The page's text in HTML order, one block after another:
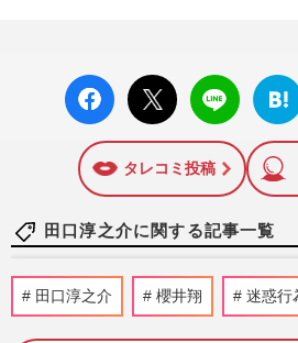
facebo
ok い
X ポス
ト
LINE
はて
ブッ
に追加
タレコミ投稿
田口淳之介に関する記事一覧
元KAT-TUN・赤西
ーライブ〉に上田竜
田口淳之介 櫻井翔 迷惑行